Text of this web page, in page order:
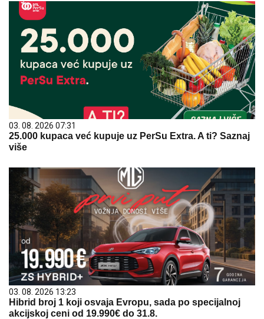
03. 08. 2026 07:31
25.000 kupaca već kupuje uz PerSu Extra. A ti? Saznaj
više
03. 08. 2026 13:23
Hibrid broj 1 koji osvaja Evropu, sada po specijalnoj
akcijskoj ceni od 19.990€ do 31.8.